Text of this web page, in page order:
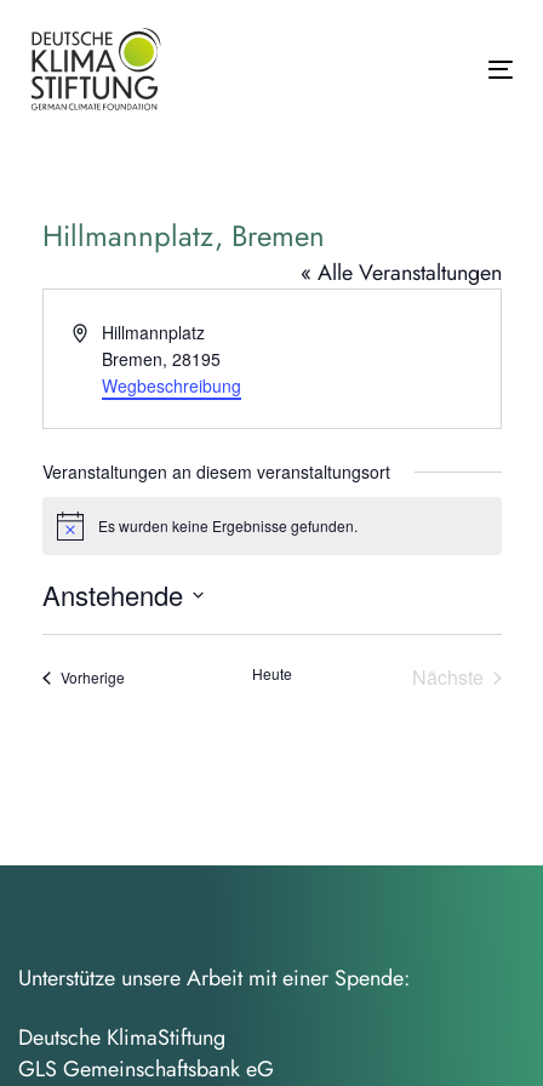
überspringen
primären
Navigation
springen
Hillmannplatz, Bremen
« Alle Veranstaltungen
AdresseHillmannplatz
Bremen, 28195
Wegbeschreibung
Veranstaltungen an diesem veranstaltungsort
HinweisEs wurden keine Ergebnisse gefunden.
Anstehende
Datum
VorherigeVeranstaltungen Heute
Nächste
Unterstütze unsere Arbeit mit einer Spende:
Deutsche KlimaStiftung
GLS Gemeinschaftsbank eG